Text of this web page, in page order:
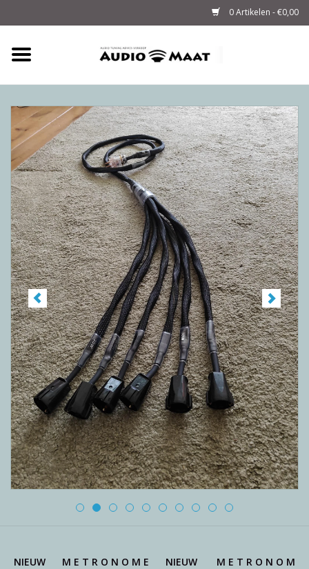
0 Artikelen - €0,00
Tuning
M-WAY Cables &
Powerstrips
Audio
Sale
Info
Reviews
Blog
Merken
NIEUW M E T R O N O M E NIEUW M E T R O N O M